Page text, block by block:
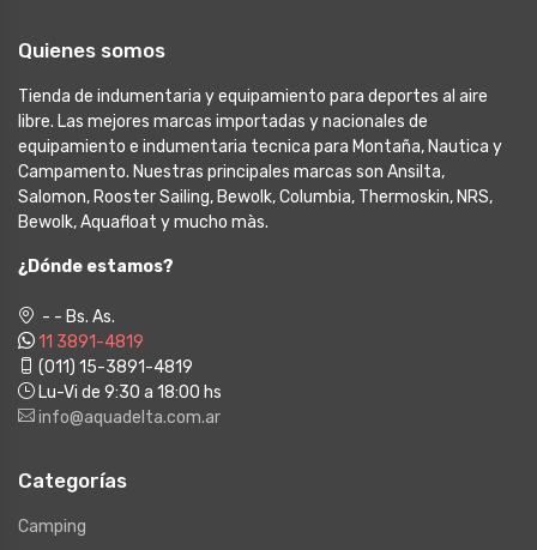
Quienes somos
Tienda de indumentaria y equipamiento para deportes al aire
libre. Las mejores marcas importadas y nacionales de
equipamiento e indumentaria tecnica para Montaña, Nautica y
Campamento. Nuestras principales marcas son Ansilta,
Salomon, Rooster Sailing, Bewolk, Columbia, Thermoskin, NRS,
Bewolk, Aquafloat y mucho màs.
¿Dónde estamos?
- - Bs. As.
11 3891-4819
(011) 15-3891-4819
Lu-Vi de 9:30 a 18:00 hs
info@aquadelta.com.ar
Categorías
Camping